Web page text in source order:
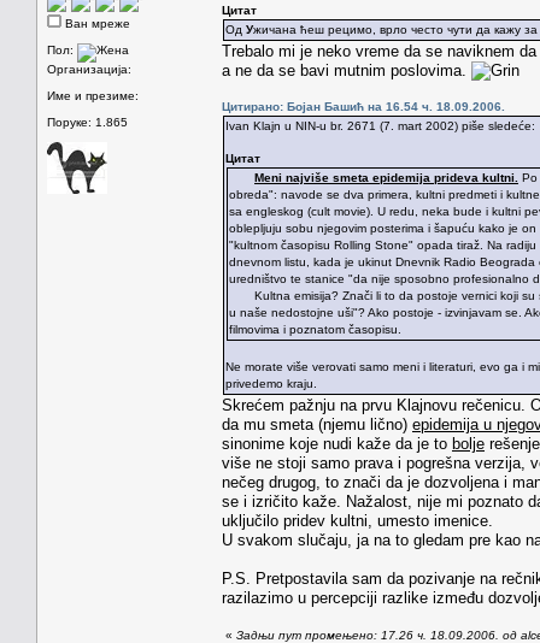
Ван мреже
Пол:
Организација:
Име и презиме:
Поруке: 1.865
Цитат
Од Ужичана ћеш рецимо, врло често чути да кажу за
Trebalo mi je neko vreme da se naviknem
a ne da se bavi mutnim poslovima.
Цитирано: Бојан Башић на 16.54 ч. 18.09.2006.
Ivan Klajn u NIN-u br. 2671 (7. mart 2002) piše sledeće:
Цитат
Meni najviše smeta epidemija prideva kultni.
Po
obreda": navode se dva primera, kultni predmeti i
sa engleskog (cult movie). U redu, neka bude i kultni
oblepljuju sobu njegovim posterima i šapuću kako je
"kultnom časopisu Rolling Stone" opada tiraž. Na
dnevnom listu, kada je ukinut Dnevnik Radio
uredništvo te stanice "da nije sposobno profesionalno
Kultna emisija? Znači li to da postoje vernici koji su
u naše nedostojne uši"? Ako postoje - izvinjavam se.
filmovima i poznatom časopisu.
Ne morate više verovati samo meni i literaturi, evo ga i
privedemo kraju.
Skrećem pažnju na prvu Klajnovu rečenicu.
da mu smeta (njemu lično) epidemija u
sinonime koje nudi kaže da je to bolje
više ne stoji samo prava i pogrešna verzija,
nečeg drugog, to znači da je dozvoljena i
se i izričito kaže. Nažalost, nije mi poznato
uključilo pridev kultni, umesto imenice.
U svakom slučaju, ja na to gledam pre kao
P.S. Pretpostavila sam da pozivanje na
razilazimo u percepciji razlike između
« Задњи пут промењено: 17.26 ч. 18.09.2006. од